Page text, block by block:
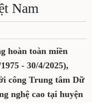
Nam
hoàn toàn miền
- 30/4/2025),
công Trung tâm Dữ
nghệ cao tại huyện